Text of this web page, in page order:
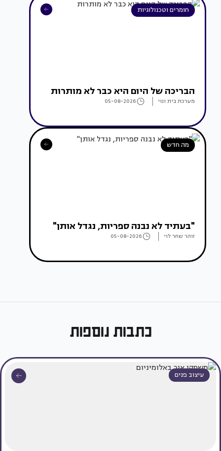
חומרים וטכנולוגיות
הבריכה של היום היא כבר לא מותרות
מערכת בית ונוי 05-08-2026
מה חדש
"בעתיד לא נבנה ספריות, נגדל אותן"
זוהר שחר לוי 05-08-2026
כתבות נוספות
עיצוב פנים